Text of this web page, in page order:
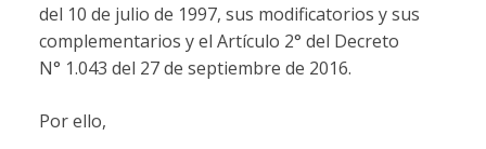
del 10 de julio de 1997, sus modificatorios y sus
complementarios y el Artículo 2° del Decreto
N° 1.043 del 27 de septiembre de 2016.
Por ello,